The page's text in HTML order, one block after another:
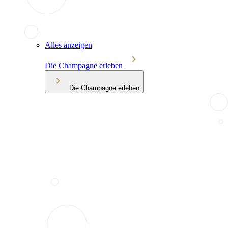
Alles anzeigen
Die Champagne erleben
Die Champagne erleben